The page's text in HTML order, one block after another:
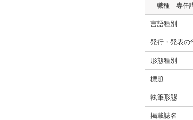
職種
専任
言語種別
発行・発表の
形態種別
標題
執筆形態
掲載誌名